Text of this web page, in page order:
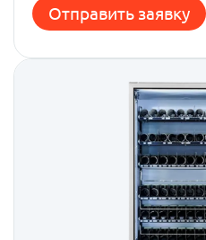
Отправить заявку